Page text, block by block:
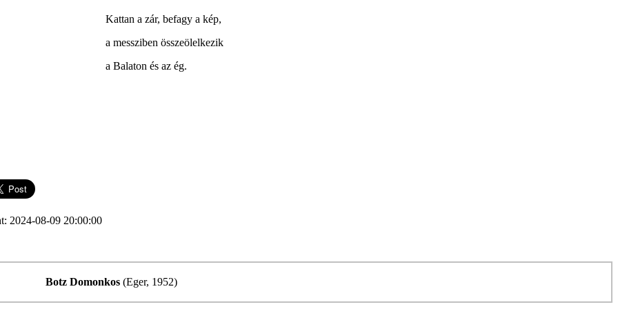
Kattan a zár, befagy a kép,
a messziben összeölelkezik
a Balaton és az ég.
2024-08-09 20:00:00
Botz Domonkos (Eger, 1952)